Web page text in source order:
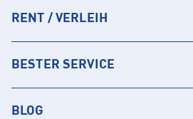
RENT / VERLEIH
BESTER SERVICE
BLOG